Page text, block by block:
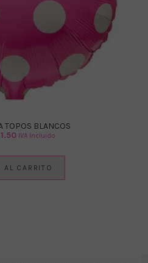
TOPOS BLANCOS
1.50ElIVA Incluido
AL CARRITO